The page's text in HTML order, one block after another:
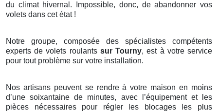
du climat hivernal. Impossible, donc, de abandonner vos
volets dans cet état !
Notre groupe, composée des spécialistes compétents
experts de volets roulants sur Tourny, est à votre service
pour tout problème sur votre installation.
Nos artisans peuvent se rendre à votre maison en moins
d’une soixantaine de minutes, avec l’équipement et les
pièces nécessaires pour régler les blocages les plus